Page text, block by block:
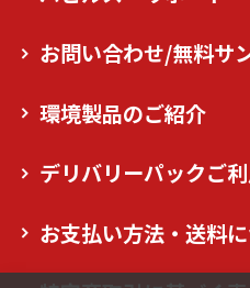
お問い合わせ/無料サ
環境製品のご紹介
デリバリーパックご利
お支払い方法・送料